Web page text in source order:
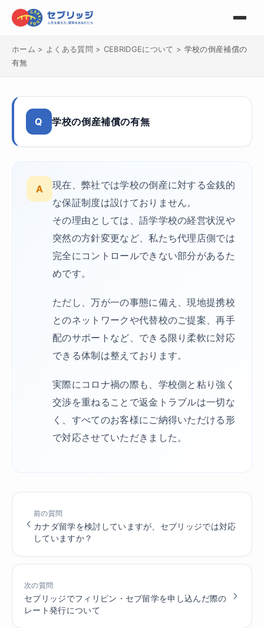
ホーム > よくある質問 > CEBRIDGEについて > 学校の倒産補償の
有無
Q 学校の倒産補償の有無
A
現在、弊社では学校の倒産に対する金銭的
な保証制度は設けておりません。
その理由としては、語学学校の経営状況や
突然の方針変更など、私たち代理店側では
完全にコントロールできない部分があるた
めです。
ただし、万が一の事態に備え、現地提携校
とのネットワークや代替校のご提案、再手
配のサポートなど、できる限り柔軟に対応
できる体制は整えております。
実際にコロナ禍の際も、学校側と粘り強く
交渉を重ねることで返金トラブルは一切な
く、すべてのお客様にご納得いただける形
で対応させていただきました。
前の質問
カナダ留学を検討していますが、セブリッジでは対応
していますか？
次の質問
セブリッジでフィリピン・セブ留学を申し込んだ際の
レート発行について